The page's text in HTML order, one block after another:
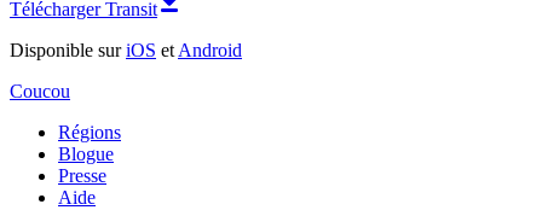
Télécharger Transit
Disponible suriOS et Android
Coucou
Régions
Blogue
Presse
Aide